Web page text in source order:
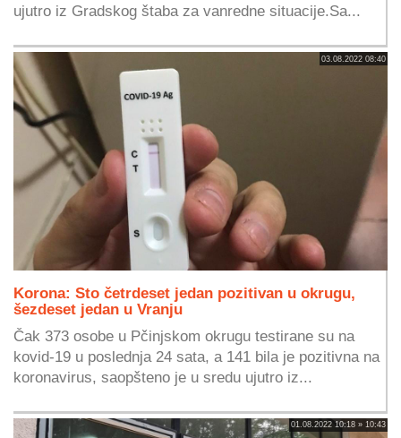
ujutro iz Gradskog štaba za vanredne situacije.Sa...
03.08.2022 08:40
Korona: Sto četrdeset jedan pozitivan u okrugu,
šezdeset jedan u Vranju
Čak 373 osobe u Pčinjskom okrugu testirane su na
kovid-19 u poslednja 24 sata, a 141 bila je pozitivna na
koronavirus, saopšteno je u sredu ujutro iz...
01.08.2022 10:18 » 10:43